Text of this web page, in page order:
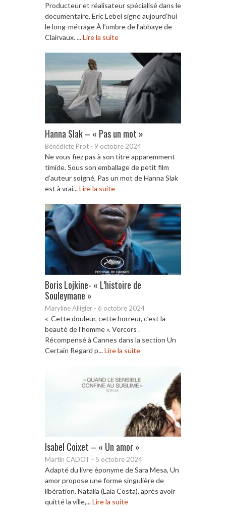
Producteur et réalisateur spécialisé dans le
documentaire, Eric Lebel signe aujourd’hui
le long-métrage À l’ombre de l’abbaye de
Clairvaux. ...Lire la suite
Hanna Slak – « Pas un mot »
Bénédicte Prot - 9 octobre 2024
Ne vous fiez pas à son titre apparemment
timide. Sous son emballage de petit film
d’auteur soigné, Pas un mot de Hanna Slak
est à vrai...Lire la suite
Boris Lojkine- « L’histoire de
Souleymane »
Maryline Alligier - 6 octobre 2024
« Cette douleur, cette horreur, c’est la
beauté de l’homme ». Vercors .
Récompensé à Cannes dans la section Un
Certain Regard p...Lire la suite
Isabel Coixet – « Un amor »
Martin CADOT - 5 octobre 2024
Adapté du livre éponyme de Sara Mesa, Un
amor propose une forme singulière de
libération. Natalia (Laia Costa), après avoir
quitté la ville,...Lire la suite